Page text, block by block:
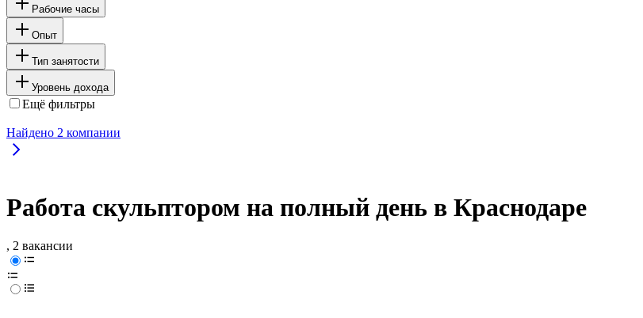
Рабочие часы
Опыт
Тип занятости
Уровень дохода
Ещё фильтры
Найдено 2 компании
Работа скульптором на полный день в Краснодаре
, 2 вакансии